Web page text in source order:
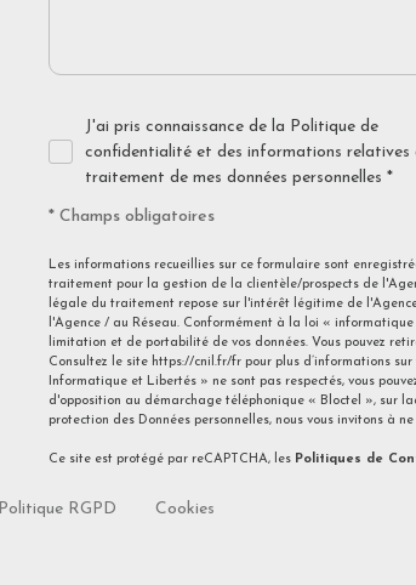
J'ai pris connaissance de la Politique de
confidentialité et des informations relatives
traitement de mes données personnelles *
* Champs obligatoires
Les informations recueillies sur ce formulaire sont
traitement pour la gestion de la clientèle/prospects de
légale du traitement repose sur l'intérêt légitime de
l'Agence / au Réseau. Conformément à la loi «
limitation et de portabilité de vos données. Vous pouvez
Consultez le site https://cnil.fr/frpour plus d’informations
Informatique et Libertés » ne sont pas respectés, vous
d'opposition au démarchage téléphonique « Bloctel », sur
protection des Données personnelles, nous vous invitons à
Ce site est protégé par reCAPTCHA, les Politiques de
Politique RGPD Cookies